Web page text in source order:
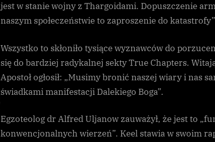
jest w stanie wojny z Thargoidami. Dopuszczenie
naszym społeczeństwie to zaproszenie do
Wszystko to skłoniło tysiące wyznawców do
się do bardziej radykalnej sekty True Chapters.
Apostoł ogłosił: „Musimy bronić naszej wiary i nas
świadkami manifestacji Dalekiego Boga”.
Egzoteolog dr Alfred Uljanow zauważył, że jest to
konwencjonalnych wierzeń”. Keel stawia w swoim